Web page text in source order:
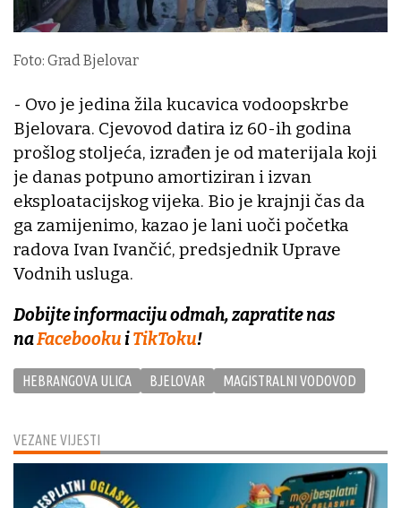
VEZANE VIJESTI
Foto: Grad Bjelovar
- Ovo je jedina žila kucavica vodoopskrbe
Bjelovara. Cjevovod datira iz 60-ih godina
prošlog stoljeća, izrađen je od materijala koji
je danas potpuno amortiziran i izvan
eksploatacijskog vijeka. Bio je krajnji čas da
ga zamijenimo, kazao je lani uoči početka
radova Ivan Ivančić, predsjednik Uprave
Vodnih usluga.
Dobijte informaciju odmah, zapratite nas
naFacebookuiTikToku!
HEBRANGOVA ULICA BJELOVAR MAGISTRALNI VODOVOD